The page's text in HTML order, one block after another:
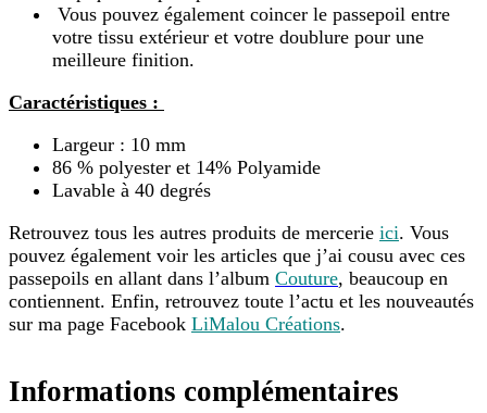
Vous pouvez également coincer le passepoil entre
votre tissu extérieur et votre doublure pour une
meilleure finition.
Caractéristiques :
Largeur : 10 mm
86 % polyester et 14% Polyamide
Lavable à 40 degrés
Retrouvez tous les autres produits de mercerie ici. Vous
pouvez également voir les articles que j’ai cousu avec ces
passepoils en allant dans l’album Couture, beaucoup en
contiennent. Enfin, retrouvez toute l’actu et les nouveautés
sur ma page Facebook LiMalou Créations.
Informations complémentaires